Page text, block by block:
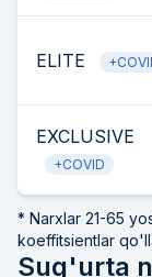
ELITE
EXCLUSIVE
+COVID
* Narxlar 21-65
koeffitsientlar
Sug'urta